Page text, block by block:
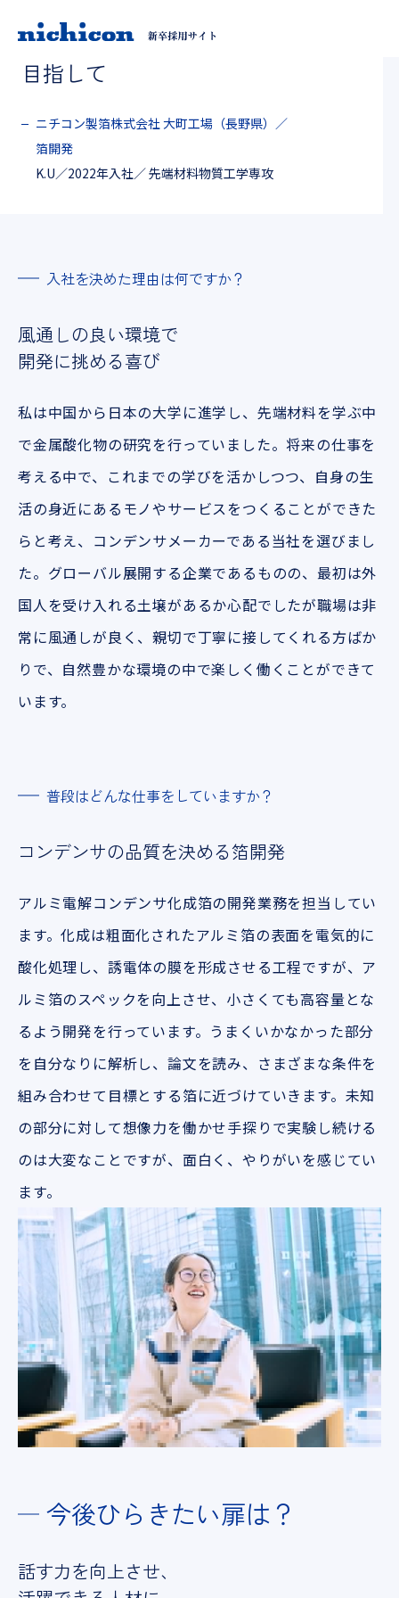
業界最高峰の箔開発を
目指して
ニチコン製箔株式会社 大町工場（長野県）／
箔開発
K.U／2022年入社／ 先端材料物質工学専攻
入社を決めた理由は何ですか？
風通しの良い環境で
開発に挑める喜び
私は中国から日本の大学に進学し、先端材料を学ぶ中
で金属酸化物の研究を行っていました。将来の仕事を
考える中で、これまでの学びを活かしつつ、自身の生
活の身近にあるモノやサービスをつくることができた
らと考え、コンデンサメーカーである当社を選びまし
た。グローバル展開する企業であるものの、最初は外
国人を受け入れる土壌があるか心配でしたが職場は非
常に風通しが良く、親切で丁寧に接してくれる方ばか
りで、自然豊かな環境の中で楽しく働くことができて
います。
普段はどんな仕事をしていますか？
コンデンサの品質を決める箔開発
アルミ電解コンデンサ化成箔の開発業務を担当してい
ます。化成は粗面化されたアルミ箔の表面を電気的に
酸化処理し、誘電体の膜を形成させる工程ですが、ア
ルミ箔のスペックを向上させ、小さくても高容量とな
るよう開発を行っています。うまくいかなかった部分
を自分なりに解析し、論文を読み、さまざまな条件を
組み合わせて目標とする箔に近づけていきます。未知
の部分に対して想像力を働かせ手探りで実験し続ける
のは大変なことですが、面白く、やりがいを感じてい
ます。
今後ひらきたい扉は？
話す力を向上させ、